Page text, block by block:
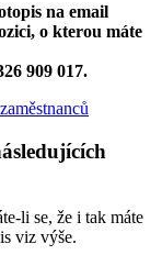
na email
o kterou máte
909 017.
li se, že i tak máte
viz výše.